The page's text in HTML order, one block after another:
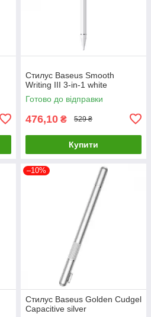
Стилус Baseus Smooth
Writing III 3-in-1 white
Готово до відправки
476,10 ₴ 529 ₴
Купити
–10%
Стилус Baseus Golden Cudgel
Capacitive silver